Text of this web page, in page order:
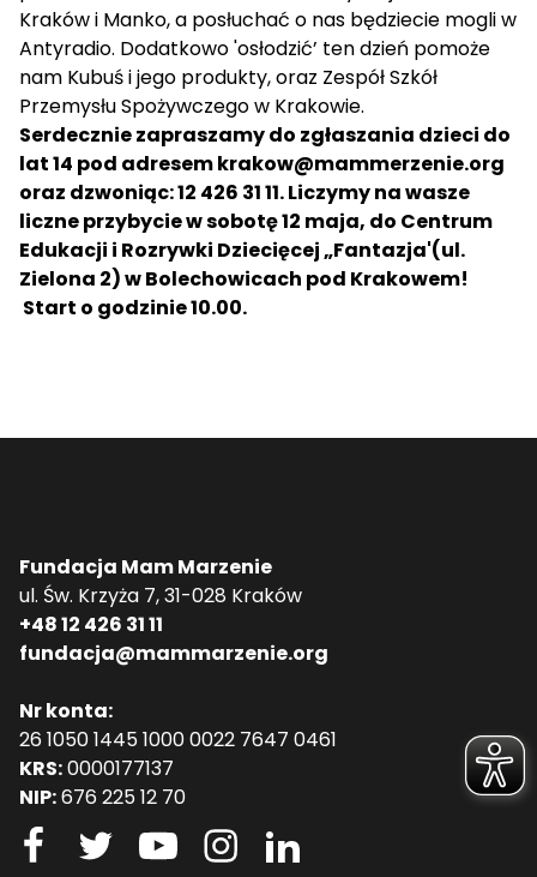
Kraków i Manko, a posłuchać o nas będziecie mogli w
Antyradio. Dodatkowo 'osłodzić’ ten dzień pomoże
nam Kubuś i jego produkty, oraz Zespół Szkół
Przemysłu Spożywczego w Krakowie.
Serdecznie zapraszamy do zgłaszania dzieci do
lat 14 pod adresem krakow@mammerzenie.org
oraz dzwoniąc: 12 426 31 11. Liczymy na wasze
liczne przybycie w sobotę 12 maja, do Centrum
Edukacji i Rozrywki Dziecięcej „Fantazja'(ul.
Zielona 2) w Bolechowicach pod Krakowem!
Start o godzinie 10.00.
Fundacja Mam Marzenie
ul. Św. Krzyża 7, 31-028 Kraków
+48 12 426 31 11
fundacja@mammarzenie.org
Nr konta:
26 1050 1445 1000 0022 7647 0461
KRS:0000177137
NIP:676 225 12 70